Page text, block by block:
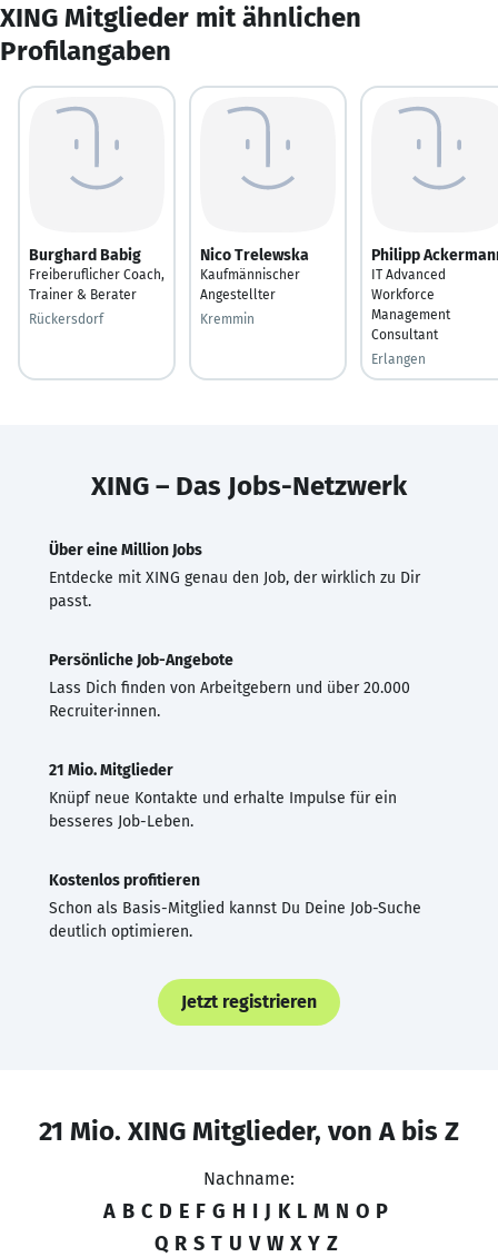
XING Mitglieder mit ähnlichen
Profilangaben
Burghard Babig
Freiberuflicher Coach,
Trainer & Berater
Rückersdorf
Nico Trelewska
Kaufmännischer
Angestellter
Kremmin
Philipp
IT Advanced
Workforce
Management
Consultant
Erlangen
XING – Das Jobs-Netzwerk
Über eine Million Jobs
Entdecke mit XING genau den Job, der wirklich zu Dir
passt.
Persönliche Job-Angebote
Lass Dich finden von Arbeitgebern und über 20.000
Recruiter·innen.
21 Mio. Mitglieder
Knüpf neue Kontakte und erhalte Impulse für ein
besseres Job-Leben.
Kostenlos profitieren
Schon als Basis-Mitglied kannst Du Deine Job-Suche
deutlich optimieren.
Jetzt registrieren
21 Mio. XING Mitglieder, von A bis Z
Nachname:
A B C D E F G H I J K L M N O P
Q R S T U V W X Y Z